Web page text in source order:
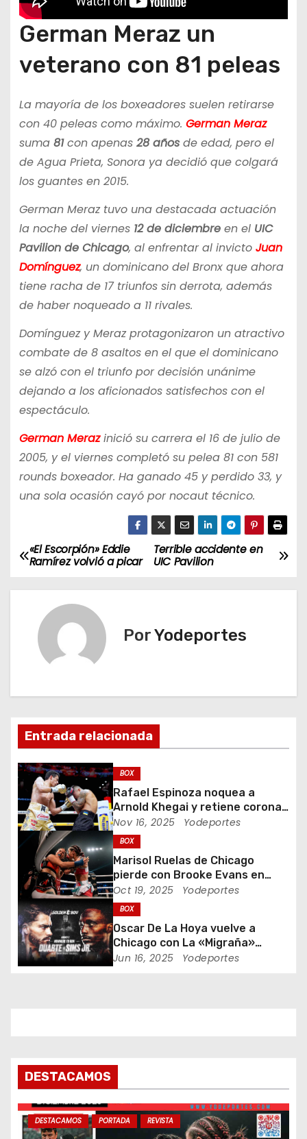
German Meraz un
veterano con 81 peleas
La mayoría de los boxeadores suelen retirarse
con 40 peleas como máximo. German Meraz
suma 81con apenas 28 añosde edad, pero el
de Agua Prieta, Sonora ya decidió que colgará
los guantes en 2015.
German Meraz tuvo una destacada actuación
la noche del viernes 12 de diciembreen el UIC
Pavilion de Chicago, al enfrentar al invicto Juan
Domínguez, un dominicano del Bronx que ahora
tiene racha de 17 triunfos sin derrota, además
de haber noqueado a 11 rivales.
Domínguez y Meraz protagonizaron un atractivo
combate de 8 asaltos en el que el dominicano
se alzó con el triunfo por decisión unánime
dejando a los aficionados satisfechos con el
espectáculo.
German Merazinició su carrera el 16 de julio de
2005, y el viernes completó su pelea 81 con 581
rounds boxeador. Ha ganado 45 y perdido 33, y
una sola ocasión cayó por nocaut técnico.
N
a
a
c
i
ó
n
d
e
e
n
t
a
s
Terrible accidente en
UIC Pavilion
«El Escorpión» Eddie
Ramírez volvió a picar
PorYodeportes
Entrada relacionada
BOX
Rafael Espinoza noquea a
Arnold Khegai y retiene corona
de peso pluma
Nov 16, 2025 Yodeportes
BOX
Marisol Ruelas de Chicago
pierde con Brooke Evans en
Indiana Bare Knuckle Fighting
Oct 19, 2025 Yodeportes
BOX
Oscar De La Hoya vuelve a
Chicago con La «Migraña»
Duarte y Kenneth “Bossman”
Jun 16, 2025 Yodeportes
DESTACAMOS
DESTACAMOS PORTADA REVISTA